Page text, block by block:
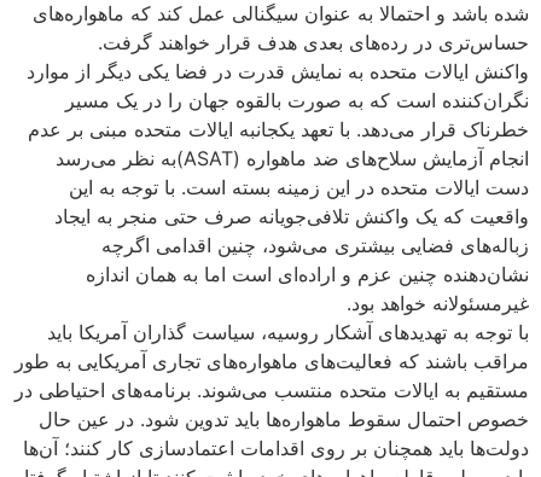
شده باشد و احتمالا به عنوان سیگنالی عمل کند که ماهواره‌های
حساس‌تری در رده‌های بعدی هدف قرار خواهند گرفت.
واکنش ایالات متحده به نمایش قدرت در فضا یکی دیگر از موارد
نگران‌کننده است که به صورت بالقوه جهان را در یک مسیر
خطرناک قرار می‌دهد. با تعهد یکجانبه ایالات متحده مبنی بر عدم
انجام آزمایش سلاح‌های ضد ماهواره (ASAT)به نظر می‌رسد
دست ایالات متحده در این زمینه بسته است. با توجه به این
واقعیت که یک واکنش تلافی‌جویانه صرف حتی منجر به ایجاد
زباله‌های فضایی بیشتری می‌شود، چنین اقدامی اگرچه
نشان‌دهنده چنین عزم و اراده‌ای است اما به همان اندازه
غیرمسئولانه خواهد بود.
با توجه به تهدیدهای آشکار روسیه، سیاست گذاران آمریکا باید
مراقب باشند که فعالیت‌های ماهواره‌های تجاری آمریکایی به طور
مستقیم به ایالات متحده منتسب می‌شوند. برنامه‌های احتیاطی در
خصوص احتمال سقوط ماهواره‌ها باید تدوین شود. در عین حال
دولت‌ها باید همچنان بر روی اقدامات اعتمادسازی کار کنند؛ آن‌ها